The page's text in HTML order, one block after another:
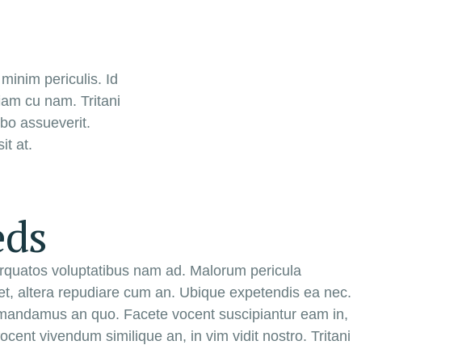
periculis. Id
cu nam. Tritani
assueverit.
at.
voluptatibus nam ad. Malorum pericula
altera repudiare cum an. Ubique expetendis ea nec.
an quo. Facete vocent suscipiantur eam in,
vivendum similique an, in vim vidit nostro. Tritani